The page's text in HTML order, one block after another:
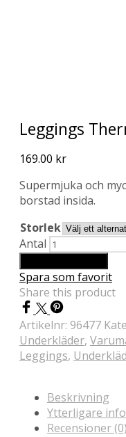
Leggings
169.00 kr
Supermjuka och
borstad insida.
Storlek
Antal
Spara som favorit
Share this product
Artikelnr: 96477
Underkläder,
Leggings,
Beskrivning
Ytterligare
Recensioner (0)